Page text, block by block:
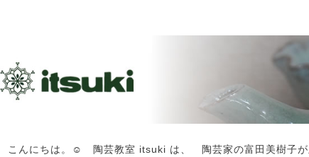
こんにちは。☺️ 陶芸教室 itsuki は、 陶芸家の富田美樹子